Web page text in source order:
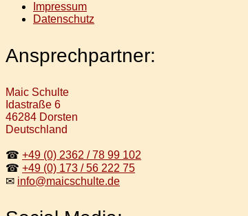
Impressum
Datenschutz
Ansprechpartner:
Maic Schulte
Idastraße 6
46284 Dorsten
Deutschland
☎ +49 (0) 2362 / 78 99 102
☎ +49 (0) 173 / 56 222 75
✉ info@maicschulte.de